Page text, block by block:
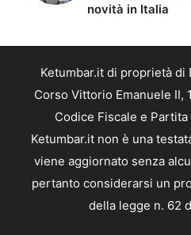
novità in Italia
Ketumbar.it di proprietà di
Corso Vittorio Emanuele II,
Codice Fiscale e
Ketumbar.it non è una
viene aggiornato senza
pertanto considerarsi un
della legge n. 62